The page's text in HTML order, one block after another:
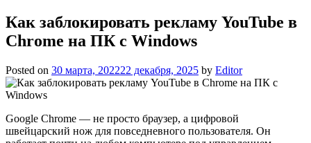
Как заблокировать рекламу YouTube в
Chrome на ПК с Windows
Posted on 30 марта, 202222 декабря, 2025 by Editor
Google Chrome — не просто браузер, а цифровой
швейцарский нож для повседневного пользователя. Он